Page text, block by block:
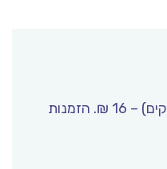
קרובה לביתך (6-9 ימי עסקים) – 16 ₪. הזמנות